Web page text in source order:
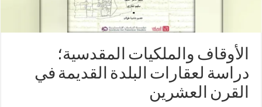
الأوقاف والملكيات المقدسية؛
دراسة لعقارات البلدة القديمة في
القرن العشرين